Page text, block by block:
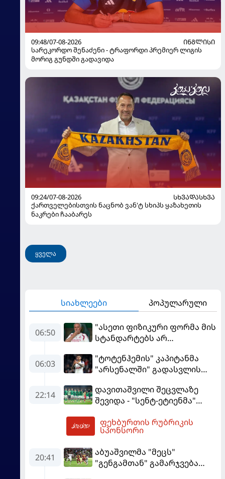
09:48/07-08-2026
ᲘᲜᲒᲚᲘᲡᲘ
სარეკორდო შენაძენი - ტრაფორდი პრემიერ ლიგის
მორიგ გუნდში გადავიდა
09:24/07-08-2026
ᲡᲮᲕᲐᲓᲐᲡᲮᲕᲐ
ქართველებისთვის ნაცნობ ვან'ტ სხიპს ყაზახეთის
ნაკრები ჩააბარეს
ყველა
სიახლეები პოპულარული
06:50
"ასეთი ფიზიკური ფორმა მის
სტანდარტებს არ
"რეალის" ახალწვეული
გააკრიტიკა
06:03
"ტოტენჰემის" კაპიტანმა
"არსენალში" გადასვლის
22:14
დავითაშვილი შეცვლაზე
შევიდა - "სენტ-ეტიენმა"
ფეხბურთის რუბრიკის
სპონსორი
20:41
აბუაშვილმა "მეცს"
"გენგამთან" გამარჯვება